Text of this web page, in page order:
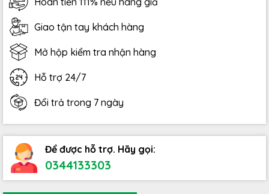
Giao tận tay khách hàng
Mở hộp kiểm tra nhận hàng
Hỗ trợ 24/7
Đổi trả trong 7 ngày
Để được hỗ trợ. Hãy gọi:
0344133303